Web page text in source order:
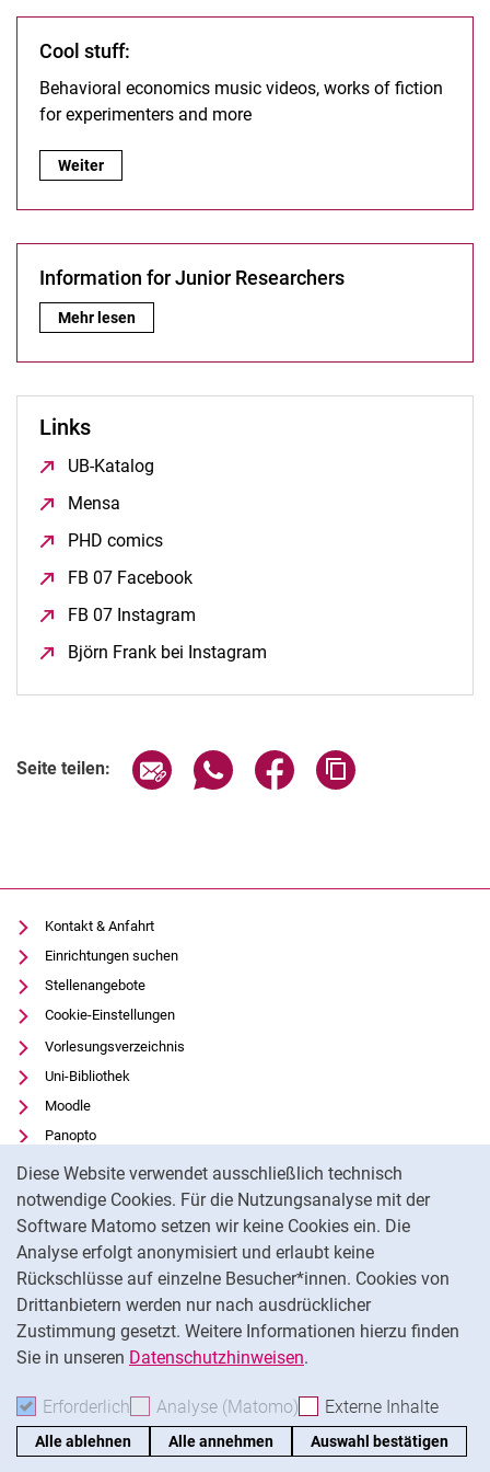
Diese Website verwendet ausschließlich technisch
notwendige Cookies. Für die Nutzungsanalyse mit der
Software Matomo setzen wir keine Cookies ein. Die
Analyse erfolgt anonymisiert und erlaubt keine
Rückschlüsse auf einzelne Besucher*innen. Cookies von
Drittanbietern werden nur nach ausdrücklicher
Zustimmung gesetzt. Weitere Informationen hierzu finden
Sie in unseren Datenschutzhinweisen.
Erforderlich Erforderliche Cookies akzeptieren
Analyse (Matomo) Analyse-Cookies
Externe Inhalte
Alle ablehnen Alle annehmen Auswahl bestätigen
Anmeldung Pretest durch GfeW-Mitglied
Registrierung GfeW Pretestbörse
Streichung aus GfeW-Pretestbörse
Cool stuff:
Behavioral economics music videos, works of fiction
for experimenters and more
Cool stuff: :
Weiter
Information for Junior Researchers
Information for Junior Researchers:
Mehr lesen
Links
UB-Katalog
Mensa
PHD comics
FB 07 Facebook
FB 07 Instagram
Björn Frank bei Instagram
Seite teilen: Seite über E-Mail teilen
Seite über WhatsApp teilen
Seite über Facebook
Kontakt & Anfahrt
Einrichtungen suchen
Stellenangebote
Cookie-Einstellungen
Vorlesungsverzeichnis
Uni-Bibliothek
Moodle
Panopto
Datenschutz
Barrierefreiheit
Transparenter KI-Einsatz
Impressum
Externer Link: Universität Kassel auf
Facebook(öffnet neues Fenster)
Externer Link: Universität Kassel auf
Instagram (öffnet neues Fenster)